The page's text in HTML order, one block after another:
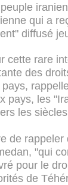
qui a
diffusé
cette rare
des
pays,
pays, les
les
de rappeler
"qui
pour le
de